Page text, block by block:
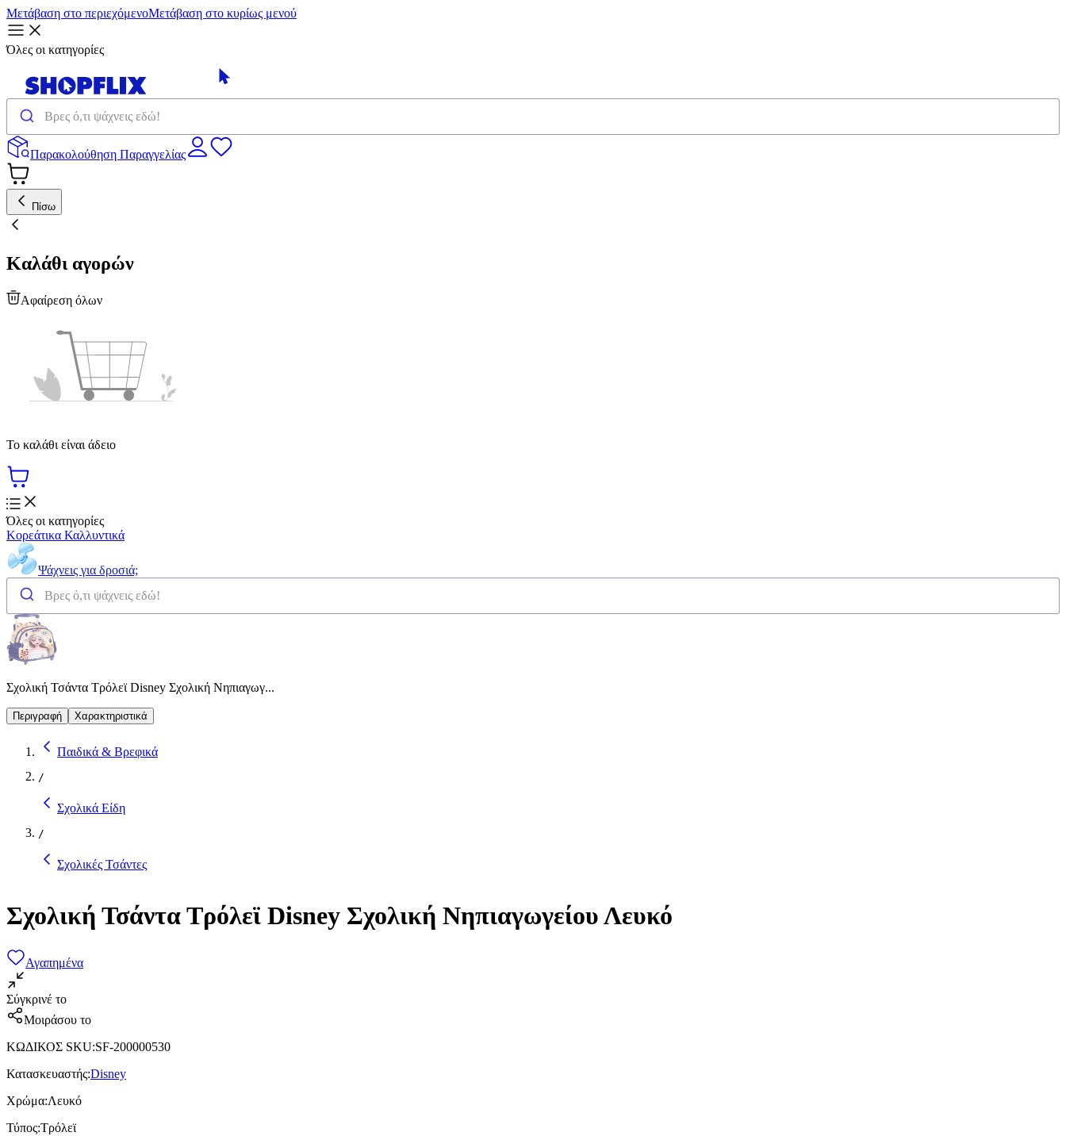
Μετάβαση στο περιεχόμενοΜετάβαση στο κυρίως μενού
Όλες οι κατηγορίες
Παρακολούθηση Παραγγελίας
Πίσω
Καλάθι αγορών
Αφαίρεση όλων
Το καλάθι είναι άδειο
Όλες οι κατηγορίες
Κορεάτικα Καλλυντικά
Ψάχνεις για δροσιά;
Σχολική Τσάντα Τρόλεϊ Disney Σχολική Νηπιαγωγ...
Περιγραφή Χαρακτηριστικά
Παιδικά & Βρεφικά
/
Σχολικά Είδη
/
Σχολικές Τσάντες
Σχολική Τσάντα Τρόλεϊ Disney Σχολική Νηπιαγωγείου Λευκό
Αγαπημένα
Σύγκρινέ το
Μοιράσου το
ΚΩΔΙΚΟΣ SKU:SF-200000530
Κατασκευαστής:Disney
Χρώμα:Λευκό
Τύπος:Τρόλεϊ